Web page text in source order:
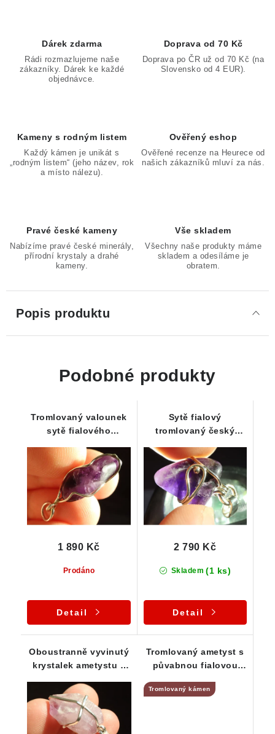
Dárek zdarma
Rádi rozmazlujeme naše
zákazníky. Dárek ke každé
objednávce.
Doprava od 70 Kč
Doprava po ČR už od 70 Kč (na
Slovensko od 4 EUR).
Kameny s rodným listem
Každý kámen je unikát s
„rodným listem“ (jeho název, rok
a místo nálezu).
Ověřený eshop
Ověřené recenze na Heurece od
našich zákazníků mluví za nás.
Pravé české kameny
Nabízíme pravé české minerály,
přírodní krystaly a drahé
kameny.
Vše skladem
Všechny naše produkty máme
skladem a odesíláme je
obratem.
Popis produktu
Podobné produkty
Tromlovaný valounek
sytě fialového
Přívěsek
Prodáno
1 890 Kč
Detail
Sytě fialový
tromlovaný český
přívěsku
Skladem (1 ks)
2 790 Kč
Detail
Oboustranně vyvinutý
krystalek ametystu v
přívěsku
Tromlovaný ametyst s
půvabnou fialovou
Tromlovaný kámen